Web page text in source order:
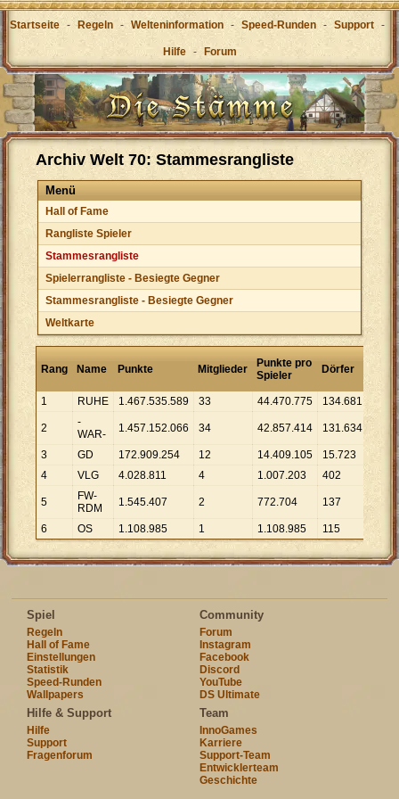
Startseite - Regeln - Welteninformation - Speed-Runden - Support -
Hilfe - Forum
Archiv Welt 70: Stammesrangliste
Menü
Hall of Fame
Rangliste Spieler
Stammesrangliste
Spielerrangliste - Besiegte Gegner
Stammesrangliste - Besiegte Gegner
Weltkarte
Rang Name Punkte Mitglieder
Punkte pro
Spieler
Dörfer
1
RUHE 1.467.535.589 33 44.470.775 134.681
2
-
WAR-
1.457.152.066 34 42.857.414 131.634
3 GD 172.909.254 12 14.409.105 15.723
4
VLG 4.028.811 4 1.007.203 402 10
5
FW-
RDM
1.545.407 2 772.704 137
6 OS 1.108.985 1 1.108.985 115 643
Spiel
Regeln
Hall of Fame
Einstellungen
Statistik
Speed-Runden
Wallpapers
Community
Forum
Instagram
Facebook
Discord
YouTube
DS Ultimate
Hilfe & Support
Hilfe
Support
Fragenforum
Team
InnoGames
Karriere
Support-Team
Entwicklerteam
Geschichte